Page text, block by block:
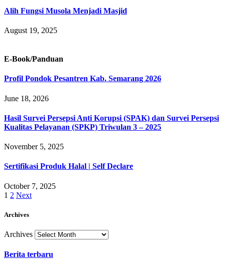
Alih Fungsi Musola Menjadi Masjid
August 19, 2025
E-Book/Panduan
Profil Pondok Pesantren Kab. Semarang 2026
June 18, 2026
Hasil Survei Persepsi Anti Korupsi (SPAK) dan Survei Persepsi
Kualitas Pelayanan (SPKP) Triwulan 3 – 2025
November 5, 2025
Sertifikasi Produk Halal | Self Declare
October 7, 2025
1 2 Next
Archives
Archives
Berita terbaru